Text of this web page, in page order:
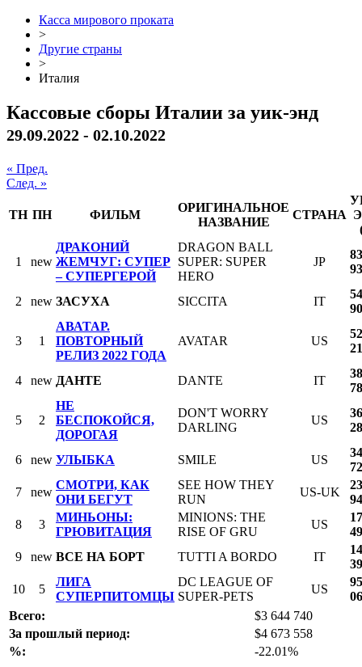
Касса мирового проката
>
Другие страны
>
Италия
Кассовые сборы Италии за уик-энд
29.09.2022 - 02.10.2022
« Пред.
След. »
ТН ПН ФИЛЬМ
ОРИГИНАЛЬНОЕ
НАЗВАНИЕ
СТРАНА
1 new
ДРАКОНИЙ
ЖЕМЧУГ: СУПЕР
– СУПЕРГЕРОЙ
DRAGON BALL
SUPER: SUPER
HERO
JP
2 new ЗАСУХА SICCITA IT
3 1
АВАТАР.
ПОВТОРНЫЙ
РЕЛИЗ 2022 ГОДА
AVATAR US
4 new ДАНТЕ DANTE IT
5 2
НЕ
БЕСПОКОЙСЯ,
ДОРОГАЯ
DON'T WORRY
DARLING
US
6 new УЛЫБКА SMILE US
7
new
СМОТРИ, КАК
ОНИ БЕГУТ
SEE HOW THEY
RUN
US-UK
8
3
МИНЬОНЫ:
ГРЮВИТАЦИЯ
MINIONS: THE
RISE OF GRU
US
9
new ВСЕ НА БОРТ TUTTI A BORDO IT
10
5
ЛИГА
СУПЕРПИТОМЦЫ
DC LEAGUE OF
SUPER-PETS
US
95
Всего:
$3 644 740
За прошлый период:
$4 673 558
%:
-22.01%